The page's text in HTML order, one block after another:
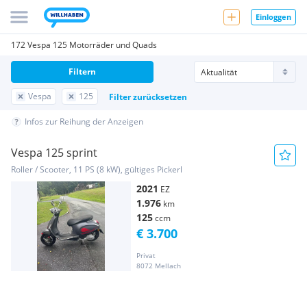
Einloggen
172 Vespa 125 Motorräder und Quads
Vespa 125 Filter zurücksetzen
Filtern
Infos zur Reihung der Anzeigen
Vespa 125 sprint
Roller / Scooter, 11 PS (8 kW), gültiges Pickerl
2021 EZ
1.976 km
125ccm
Privat
8072 Mellach
€ 3.700